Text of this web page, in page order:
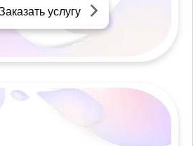
Заказать услугу